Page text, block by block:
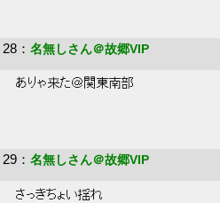
28 ： 名無しさん＠故郷VIP
ありゃ来た＠関東南部
29 ： 名無しさん＠故郷VIP
さっきちょい揺れ